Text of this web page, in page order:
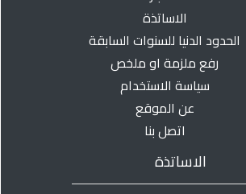
الاساتذة
الحدود الدنيا للسنوات السابقة
رفع ملزمة او ملخص
سياسة الاستخدام
عن الموقع
اتصل بنا
الاساتذة